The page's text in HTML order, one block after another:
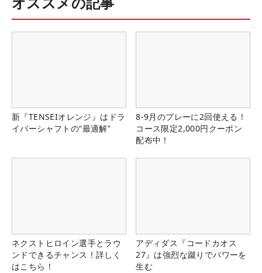
新『TENSEIオレンジ』はドラ
イバーシャフトの“最適解”
8-9月のプレーに2回使える！
コース限定2,000円クーポン
配布中！
ネクストヒロイン選手とラウ
ンドできるチャンス！詳しく
はこちら！
アディダス『コードカオス
27』は強烈な蹴りでパワーを
生む